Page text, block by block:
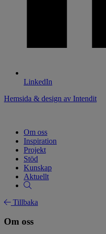
LinkedIn
Hemsida & design av Intendit
Om oss
Inspiration
Projekt
Stöd
Kunskap
Aktuellt
Tillbaka
Om oss